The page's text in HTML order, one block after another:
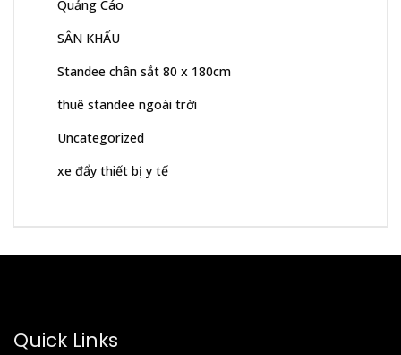
Quảng Cáo
SÂN KHẤU
Standee chân sắt 80 x 180cm
thuê standee ngoài trời
Uncategorized
xe đẩy thiết bị y tế
Quick Links